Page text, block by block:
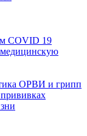
COVID 19
медицинскую
ОРВИ и грипп